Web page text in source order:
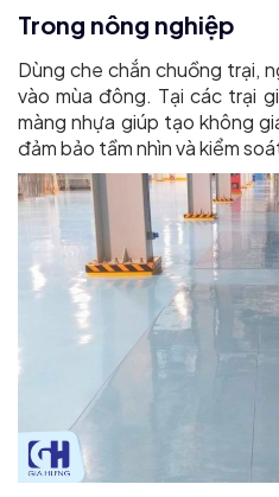
Trong nông nghiệp
Dùng che chắn chuồng trại,
vào mùa đông. Tại các trại
màng nhựa giúp tạo không
đảm bảo tầm nhìn và kiểm